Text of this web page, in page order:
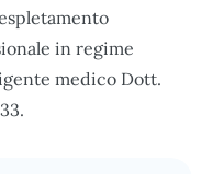
in regime
medico Dott.